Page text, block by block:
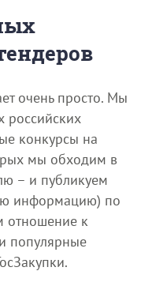
очень просто. Мы
российских
конкурсы на
мы обходим в
– и публикуем
информацию) по
к
популярные